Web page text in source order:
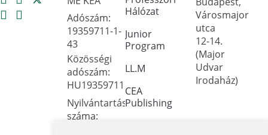
Adószám:
19359711-1-
43
Közösségi
adószám:
HU19359711
Nyilvántartási
száma:
Hálózat
Junior
Program
LL.M
CEA
Publishing
Városmajor
utca
12-14.
(Major
Udvar
Irodaház)